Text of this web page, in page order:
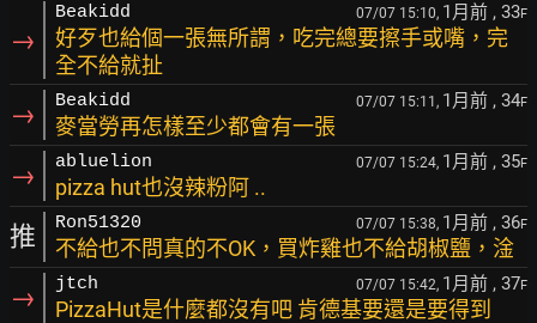
→
Beakidd 07/07 15:10, 1月前 , 33F
好歹也給個一張無所謂，吃完總要擦手或嘴，完
全不給就扯
→ Beakidd 07/07 15:11, 1月前 , 34F
麥當勞再怎樣至少都會有一張
→ abluelion 07/07 15:24, 1月前 , 35F
pizza hut也沒辣粉阿 ..
推 Ron51320 07/07 15:38, 1月前 , 36F
不給也不問真的不OK，買炸雞也不給胡椒鹽，淦
→ jtch 07/07 15:42, 1月前 , 37F
PizzaHut是什麼都沒有吧 肯德基要還是要得到